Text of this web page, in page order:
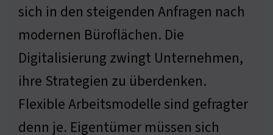
sich in den steigenden Anfragen nach
modernen Büroflächen. Die
Digitalisierung zwingt Unternehmen,
ihre Strategien zu überdenken.
Flexible Arbeitsmodelle sind gefragter
denn je. Eigentümer müssen sich